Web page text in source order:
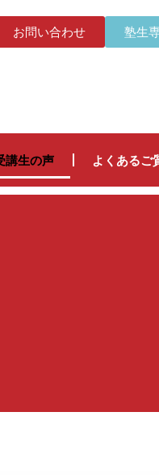
お問い合わせ 塾生
講生の声 よくあるご